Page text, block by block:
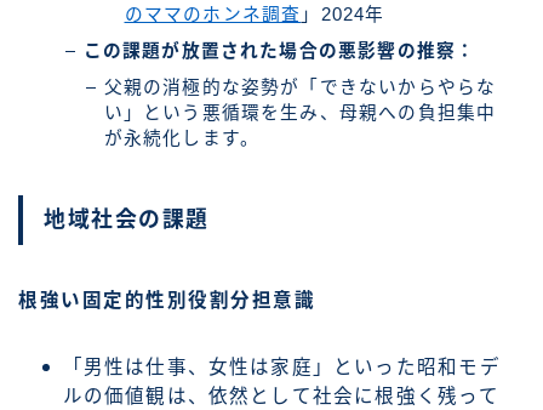
のママのホンネ調査 」2024年
この課題が放置された場合の悪影響の推察：
父親の消極的な姿勢が「できないからやらな
い」という悪循環を生み、母親への負担集中
が永続化します。
地域社会の課題
根強い固定的性別役割分担意識
「男性は仕事、女性は家庭」といった昭和モデ
ルの価値観は、依然として社会に根強く残って